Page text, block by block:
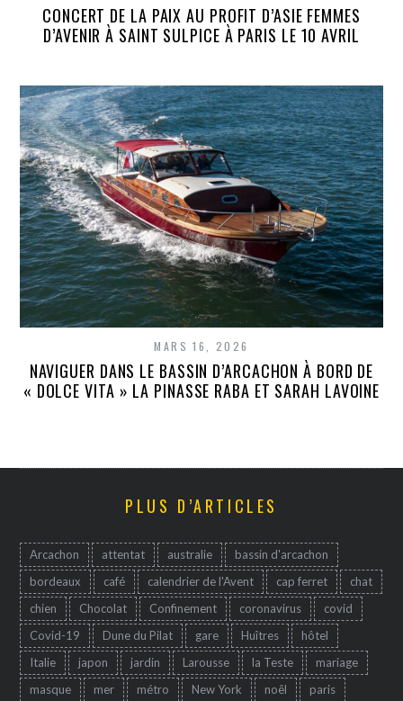
CONCERT DE LA PAIX AU PROFIT D’ASIE FEMMES
D’AVENIR À SAINT SULPICE À PARIS LE 10 AVRIL
MARS 16, 2026
NAVIGUER DANS LE BASSIN D’ARCACHON À BORD DE
« DOLCE VITA » LA PINASSE RABA ET SARAH LAVOINE
PLUS D’ARTICLES
Arcachon attentat australie
bassin d'arcachon
bordeaux
café calendrier de l'Avent cap ferret
chat
chien
Chocolat Confinement coronavirus
covid
Covid-19
Dune du Pilat gare Huîtres
hôtel
Italie
japon jardin Larousse la Teste
mariage
masque
mer métro New York noêl
paris